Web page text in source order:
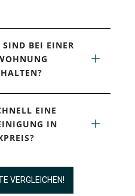
SIND BEI EINER
EINE
IN
VERGLEICHEN!